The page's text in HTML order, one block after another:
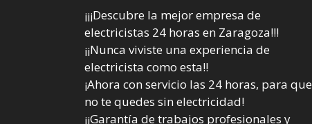
¡¡¡Descubre la mejor empresa de
electricistas 24 horas en Zaragoza!!!
¡¡Nunca viviste una experiencia de
electricista como esta!!
¡Ahora con servicio las 24 horas, para que
no te quedes sin electricidad!
¡¡Garantía de trabajos profesionales y